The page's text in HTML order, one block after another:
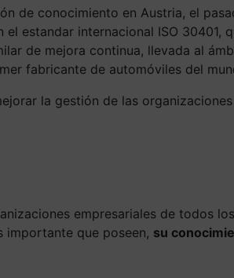
de conocimiento en Austria, el
estandar internacional ISO
de mejora continua, llevada al
fabricante de automóviles del
la gestión de las
empresariales de todos
importante que poseen, su